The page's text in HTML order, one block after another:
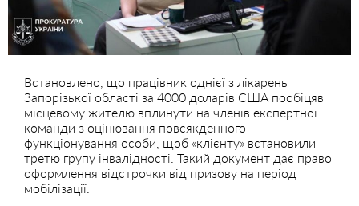
Встановлено, що працівник однієї з лікарень
Запорізької області за 4000 доларів США пообіцяв
місцевому жителю вплинути на членів експертної
команди з оцінювання повсякденного
функціонування особи, щоб «клієнту» встановили
третю групу інвалідності. Такий документ дає право
оформлення відстрочки від призову на період
мобілізації.